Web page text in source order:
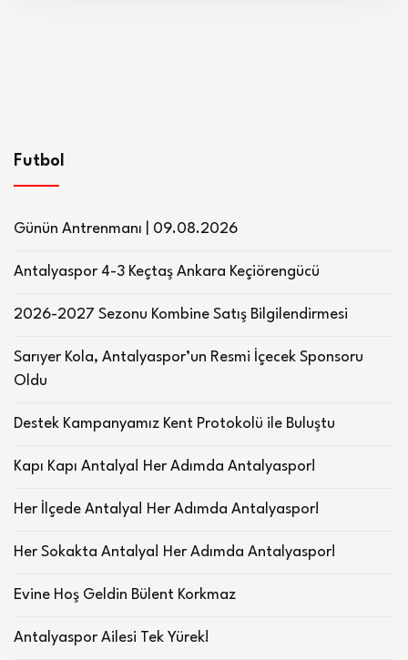
Futbol
Günün Antrenmanı | 09.08.2026
Antalyaspor 4-3 Keçtaş Ankara Keçiörengücü
2026-2027 Sezonu Kombine Satış Bilgilendirmesi
Sarıyer Kola, Antalyaspor’un Resmi İçecek Sponsoru
Oldu
Destek Kampanyamız Kent Protokolü ile Buluştu
Kapı Kapı Antalya! Her Adımda Antalyaspor!
Her İlçede Antalya! Her Adımda Antalyaspor!
Her Sokakta Antalya! Her Adımda Antalyaspor!
Evine Hoş Geldin Bülent Korkmaz
Antalyaspor Ailesi Tek Yürek!